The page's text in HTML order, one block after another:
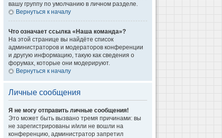
вашу группу по умолчанию в личном разделе.
Вернуться к началу
Что означает ссылка «Наша команда»?
На этой странице вы найдёте список
администраторов и модераторов конференции
и другую информацию, такую как сведения о
форумах, которые они модерируют.
Вернуться к началу
Личные сообщения
Я не могу отправить личные сообщения!
Это может быть вызвано тремя причинами: вы
не зарегистрированы и/или не вошли на
конференцию, администратор запретил